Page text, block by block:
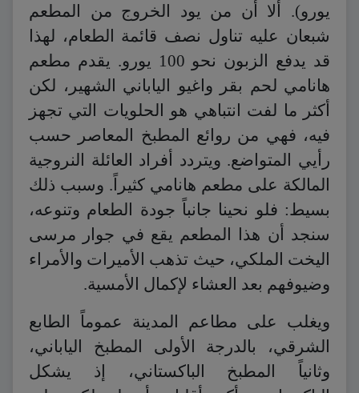
يورو). ألا أن من يود الخروج من المطعم
شبعان عليه تناول نصف قائمة الطعام، لهذا
قد يدفع الزبون نحو 100 يورو. يقدم مطعم
هانامي لحم بقر واغيو الياباني الشهير، لكن
أكثر ما لفت انتباهي هو الحلويات التي تجهز
فيه، فهي من روائع المطبخ المعاصر حسب
رأيي المتواضع. ويتردد أفراد العائلة النروجية
المالكة على مطعم هانامي كثيراً. وسبب ذلك
بسيط: فلو نحينا جانباً جودة الطعام وتنوعه،
سنجد أن هذا المطعم يقع في جوار مرسى
اليخت الملكي، حيث تذهب الأميرات والأمراء
وضيوفهم بعد العشاء لإكمال الأمسية.
ويغلب على مطاعم المدينة عموماً الطابع
الشرقي، بالدرجة الأولى المطبخ الياباني،
وثانياً المطبخ الباكستاني، إذ يشكل